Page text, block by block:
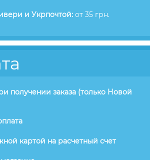
и Укрпочтой: от 35 грн.
получении заказа (только Новой
картой на расчетный счет